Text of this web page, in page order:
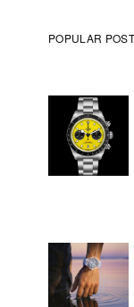
POPULAR